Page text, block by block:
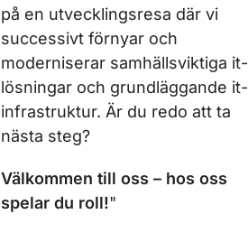
på en utvecklingsresa där vi
successivt förnyar och
moderniserar samhällsviktiga it-
lösningar och grundläggande it-
infrastruktur. Är du redo att ta
nästa steg?
Välkommen till oss – hos oss
spelar du roll!"